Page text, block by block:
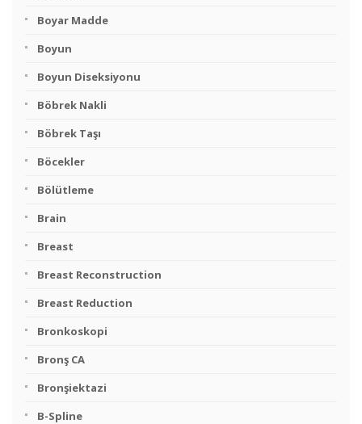
Boyar Madde
Boyun
Boyun Diseksiyonu
Böbrek Nakli
Böbrek Taşı
Böcekler
Bölütleme
Brain
Breast
Breast Reconstruction
Breast Reduction
Bronkoskopi
Bronş CA
Bronşiektazi
B-Spline